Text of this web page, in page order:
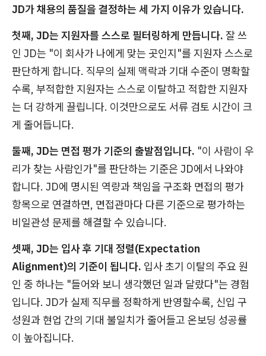
JD가 채용의 품질을 결정하는 세 가지 이유가 있습니다.
첫째, JD는 지원자를 스스로 필터링하게 만듭니다. 잘 쓰
인 JD는 "이 회사가 나에게 맞는 곳인지"를 지원자 스스로
판단하게 합니다. 직무의 실제 맥락과 기대 수준이 명확할
수록, 부적합한 지원자는 스스로 이탈하고 적합한 지원자
는 더 강하게 끌립니다. 이것만으로도 서류 검토 시간이 크
게 줄어듭니다.
둘째, JD는 면접 평가 기준의 출발점입니다. "이 사람이 우
리가 찾는 사람인가"를 판단하는 기준은 JD에서 나와야
합니다. JD에 명시된 역량과 책임을 구조화 면접의 평가
항목으로 연결하면, 면접관마다 다른 기준으로 평가하는
비일관성 문제를 해결할 수 있습니다.
셋째, JD는 입사 후 기대 정렬(Expectation
Alignment)의 기준이 됩니다. 입사 초기 이탈의 주요 원
인 중 하나는 "들어와 보니 생각했던 일과 달랐다"는 경험
입니다. JD가 실제 직무를 정확하게 반영할수록, 신입 구
성원과 현업 간의 기대 불일치가 줄어들고 온보딩 성공률
이 높아집니다.